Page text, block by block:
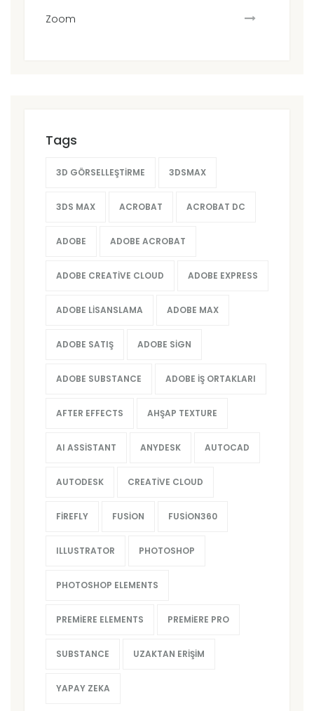
Zoom
Tags
3D GÖRSELLEŞTIRME 3DSMAX
3DS MAX ACROBAT ACROBAT DC
ADOBE ADOBE ACROBAT
ADOBE CREATIVE CLOUD ADOBE EXPRESS
ADOBE LISANSLAMA ADOBE MAX
ADOBE SATIŞ ADOBE SIGN
ADOBE SUBSTANCE ADOBE İŞ ORTAKLARI
AFTER EFFECTS AHŞAP TEXTURE
AI ASSISTANT ANYDESK AUTOCAD
AUTODESK CREATIVE CLOUD
FIREFLY FUSION FUSION360
ILLUSTRATOR PHOTOSHOP
PHOTOSHOP ELEMENTS
PREMIERE ELEMENTS PREMIERE PRO
SUBSTANCE UZAKTAN ERIŞIM
YAPAY ZEKA